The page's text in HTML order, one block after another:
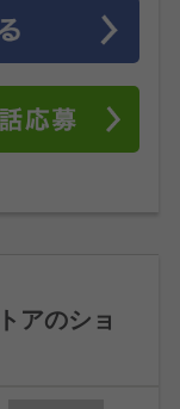
アのショ